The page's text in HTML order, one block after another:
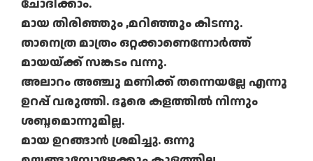
ചോദിക്കാം.
മായ തിരിഞ്ഞും ,മറിഞ്ഞും കിടന്നു.
താനെത്ര മാത്രം ഒറ്റക്കാണെന്നോർത്ത്
മായയ്ക്ക് സങ്കടം വന്നു.
അലാറം അഞ്ചു മണിക്ക് തന്നെയല്ലേ എന്നു
ഉറപ്പ് വരുത്തി. ദൂരെ കളത്തിൽ നിന്നും
ശബ്ദമൊന്നുമില്ല.
മായ ഉറങ്ങാൻ ശ്രമിച്ചു. ഒന്നു